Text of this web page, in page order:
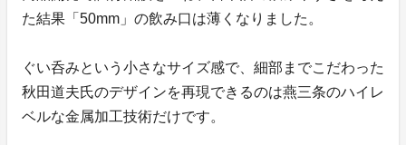
た結果「50mm」の飲み口は薄くなりました。
ぐい呑みという小さなサイズ感で、細部までこだわった
秋田道夫氏のデザインを再現できるのは燕三条のハイレ
ベルな金属加工技術だけです。